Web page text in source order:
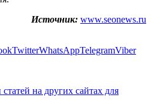
Источник: www.seonews.ru
TwitterWhatsAppTelegramViber
на других сайтах для